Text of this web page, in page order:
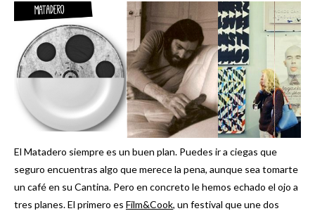
El Matadero siempre es un buen plan. Puedes ir a ciegas que
seguro encuentras algo que merece la pena, aunque sea tomarte
un café en su Cantina. Pero en concreto le hemos echado el ojo a
tres planes. El primero es Film&Cook, un festival que une dos